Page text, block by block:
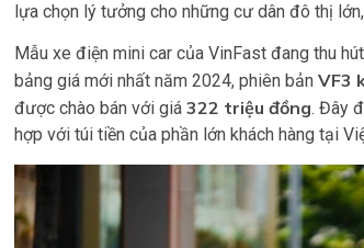
lựa chọn lý tưởng cho những cư dân đô thị
Mẫu xe điện mini car của VinFast đang thu
bảng giá mới nhất năm 2024, phiên bảnVF3
được chào bán với giá322 triệu đồng. Đây
hợp với túi tiền của phần lớn khách hàng tại